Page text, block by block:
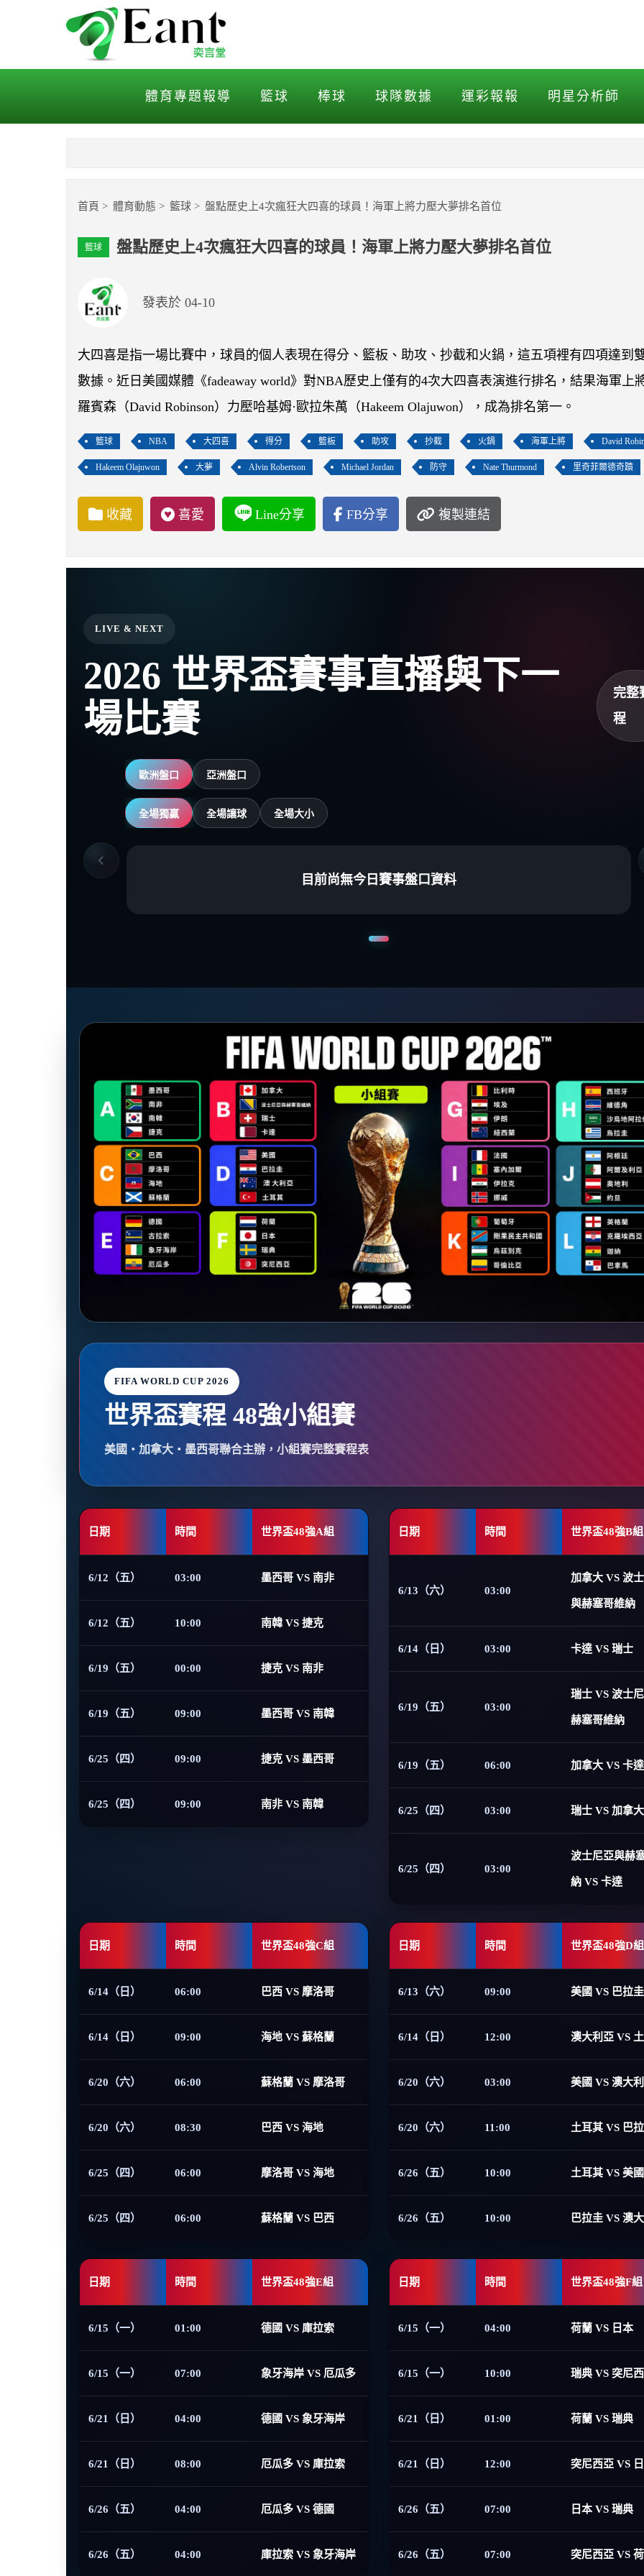
盤點歷史上4次瘋狂大四喜的球員！海軍上將力壓大夢排
體育專題報導 籃球 棒球 球隊數據 運彩報報 明星分析師
首頁 體育動態 籃球 盤點歷史上4次瘋狂大四喜的球員！海軍上將力壓大夢排名首位
籃球 盤點歷史上4次瘋狂大四喜的球員！海軍上將力壓大夢排名首位
發表於 04-10
大四喜是指一場比賽中，球員的個人表現在得分、籃板、助攻、抄截和火鍋，這五項裡有四項達到
數據。近日美國媒體《fadeaway world》對NBA歷史上僅有的4次大四喜表演進行排名，結果海軍上
羅賓森（David Robinson）力壓哈基姆·歐拉朱萬（Hakeem Olajuwon），成為排名第一。
籃球 NBA 大四喜 得分 籃板 助攻 抄截 火鍋 海軍上將 David
Hakeem Olajuwon 大夢 Alvin Robertson Michael Jordan 防守 Nate Thurmond 里奇菲爾德奇蹟
收藏 喜愛 Line分享 FB分享 複製連結
LIVE & NEXT
2026 世界盃賽事直播與下一
場比賽
完整
程
歐洲盤口 亞洲盤口
全場獨贏 全場讓球 全場大小
目前尚無今日賽事盤口資料
FIFA WORLD CUP 2026
世界盃賽程 48強小組賽
美國・加拿大・墨西哥聯合主辦，小組賽完整賽程表
日期 時間 世界盃48強A組
6/12（五） 03:00 墨西哥 VS 南非
6/12（五） 10:00 南韓 VS 捷克
6/19（五） 00:00 捷克 VS 南非
6/19（五） 09:00 墨西哥 VS 南韓
6/25（四） 09:00 捷克 VS 墨西哥
6/25（四） 09:00 南非 VS 南韓
日期 時間 世界盃48強B組
6/13（六） 03:00
加拿大 VS 波
與赫塞哥維納
6/14（日） 03:00 卡達 VS 瑞士
6/19（五） 03:00
瑞士 VS 波士
赫塞哥維納
6/19（五） 06:00 加拿大 VS 卡達
6/25（四） 03:00 瑞士 VS 加拿大
6/25（四） 03:00
波士尼亞與赫
納 VS 卡達
日期 時間 世界盃48強C組
6/14（日） 06:00 巴西 VS 摩洛哥
6/14（日） 09:00 海地 VS 蘇格蘭
6/20（六） 06:00 蘇格蘭 VS 摩洛哥
6/20（六） 08:30 巴西 VS 海地
6/25（四） 06:00 摩洛哥 VS 海地
6/25（四） 06:00 蘇格蘭 VS 巴西
日期 時間 世界盃48強D組
6/13（六） 09:00 美國 VS 巴拉圭
6/14（日） 12:00 澳大利亞 VS
6/20（六） 03:00 美國 VS 澳大
6/20（六） 11:00 土耳其 VS 巴
6/26（五） 10:00 土耳其 VS 美國
6/26（五） 10:00 巴拉圭 VS 澳
日期 時間 世界盃48強E組
6/15（一） 01:00 德國 VS 庫拉索
6/15（一） 07:00 象牙海岸 VS 厄瓜多
6/21（日） 04:00 德國 VS 象牙海岸
6/21（日） 08:00 厄瓜多 VS 庫拉索
6/26（五） 04:00 厄瓜多 VS 德國
6/26（五） 04:00 庫拉索 VS 象牙海岸
日期 時間 世界盃48強F組
6/15（一） 04:00 荷蘭 VS 日本
6/15（一） 10:00 瑞典 VS 突尼
6/21（日） 01:00 荷蘭 VS 瑞典
6/21（日） 12:00 突尼西亞 VS
6/26（五） 07:00 日本 VS 瑞典
6/26（五） 07:00 突尼西亞 VS